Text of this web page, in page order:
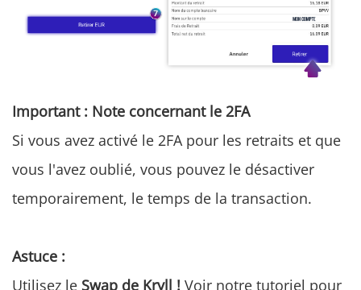
Important : Note concernant le 2FA
Si vous avez activé le 2FA pour les retraits et que
vous l'avez oublié, vous pouvez le désactiver
temporairement, le temps de la transaction.
Astuce :
Utilisez le Swap de Kryll ! Voir notre tutoriel pour